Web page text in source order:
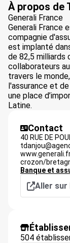
À propos de
Generali France
Generali France
compagnie
est implanté
de 82,5 milliards
collaborateurs
travers le
l'assurance et
une place
Latine.
Contact
40 RUE DE
crozon/
Banque et
Aller sur
504